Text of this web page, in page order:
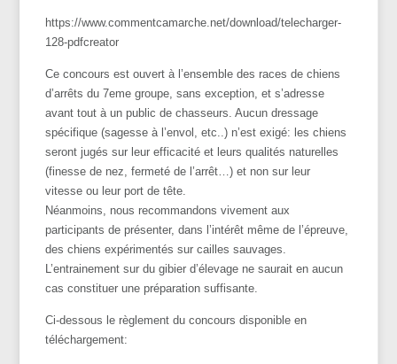
https://www.commentcamarche.net/download/telecharger-
128-pdfcreator
Ce concours est ouvert à l’ensemble des races de chiens
d’arrêts du 7eme groupe, sans exception, et s’adresse
avant tout à un public de chasseurs. Aucun dressage
spécifique (sagesse à l’envol, etc..) n’est exigé: les chiens
seront jugés sur leur efficacité et leurs qualités naturelles
(finesse de nez, fermeté de l’arrêt…) et non sur leur
vitesse ou leur port de tête.
Néanmoins, nous recommandons vivement aux
participants de présenter, dans l’intérêt même de l’épreuve,
des chiens expérimentés sur cailles sauvages.
L’entrainement sur du gibier d’élevage ne saurait en aucun
cas constituer une préparation suffisante.
Ci-dessous le règlement du concours disponible en
téléchargement: